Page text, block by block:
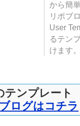
から簡
リポブ
User
るテン
けます
テンプレート
ログはコチラ